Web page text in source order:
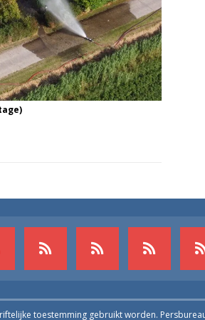
toestemming gebruikt worden.